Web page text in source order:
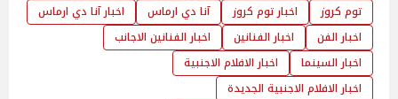
توم كروز اخبار توم كروز آنا دي ارماس
اخبار آنا دي ارماس
اخبار الفن
اخبار الفنانين
اخبار الفنانين الاجانب
اخبار السينما
اخبار الافلام الاجنبية
اخبار الافلام الاجنبية الجديدة